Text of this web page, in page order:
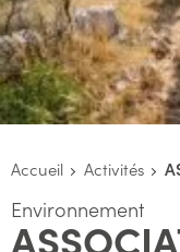
Accueil Activités
Environnement